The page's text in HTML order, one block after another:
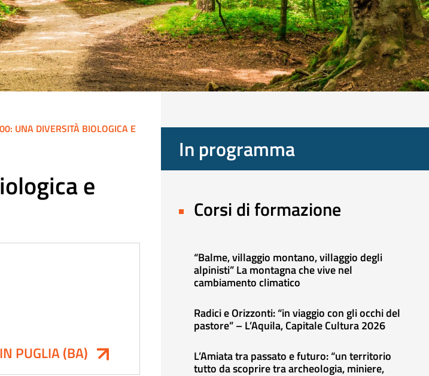
UNA DIVERSITÀ BIOLOGICA E
e
PUGLIA (BA)
In programma
Corsi di formazione
“Balme, villaggio montano, villaggio degli
alpinisti” La montagna che vive nel
cambiamento climatico
Radici e Orizzonti: “in viaggio con gli occhi del
pastore” – L’Aquila, Capitale Cultura 2026
L’Amiata tra passato e futuro: “un territorio
tutto da scoprire tra archeologia, miniere,